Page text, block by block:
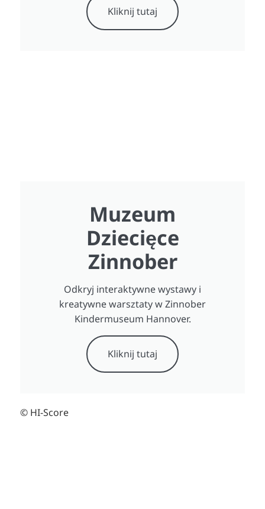
Kliknij tutaj
Muzeum
Dziecięce
Zinnober
Odkryj interaktywne wystawy i
kreatywne warsztaty w Zinnober
Kindermuseum Hannover.
Kliknij tutaj
© HI-Score